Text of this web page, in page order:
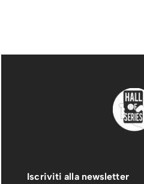
Iscriviti alla newsletter